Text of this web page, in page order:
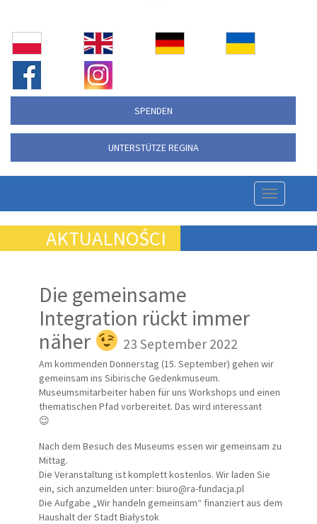
SPENDEN
UNTERSTÜTZE REGINA
strony
AKTUALNOŚCI
Die gemeinsame
Integration rückt immer
näher
23 September 2022
Am kommenden Donnerstag (15. September) gehen wir
gemeinsam ins Sibirische Gedenkmuseum.
Museumsmitarbeiter haben für uns Workshops und einen
thematischen Pfad vorbereitet. Das wird interessant
Nach dem Besuch des Museums essen wir gemeinsam zu
Mittag.
Die Veranstaltung ist komplett kostenlos. Wir laden Sie
ein, sich anzumelden unter: biuro@ra-fundacja.pl
Die Aufgabe „Wir handeln gemeinsam“ finanziert aus dem
Haushalt der Stadt Białystok